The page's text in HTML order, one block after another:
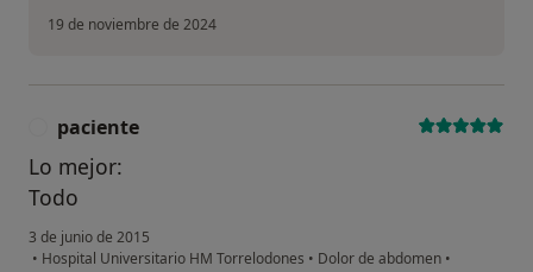
19 de noviembre de 2024
paciente
Lo mejor:
Todo
3 de junio de 2015
• Hospital Universitario HM Torrelodones • Dolor de abdomen •